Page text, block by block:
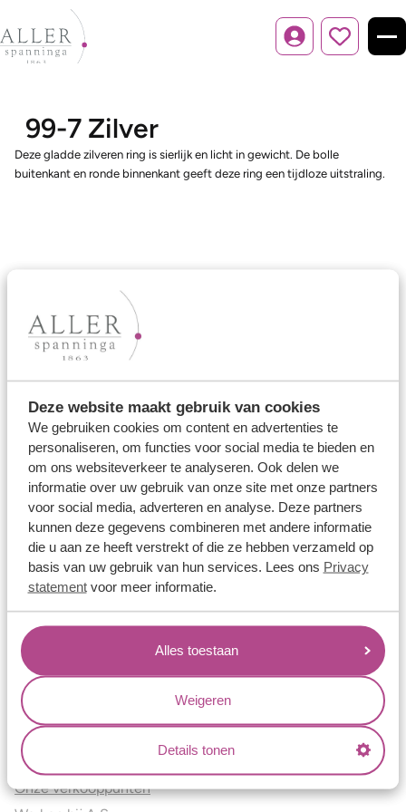
Deze website maakt gebruik van cookies
We gebruiken cookies om content en advertenties te
personaliseren, om functies voor social media te bieden en
om ons websiteverkeer te analyseren. Ook delen we
informatie over uw gebruik van onze site met onze partners
voor social media, adverteren en analyse. Deze partners
kunnen deze gegevens combineren met andere informatie
die u aan ze heeft verstrekt of die ze hebben verzameld op
basis van uw gebruik van hun services. Lees ons Privacy
statementvoor meer informatie.
Alles toestaan
Weigeren
Details tonen
Inloggen
99-7 Zilver
Deze gladde zilveren ring is sierlijk en licht in gewicht. De bolle
buitenkant en ronde binnenkant geeft deze ring een tijdloze uitstraling.
Ons aanbod
Trouwringen
Memoireringen
Verlovingsringen
Vriendschapsringen
Over ons
Aller Spanninga
Historie
Certificaten
Blogs
Jouw voordelen
Conflictvrije Materialen
Oneindig veel mogelijkheden
Kwaliteit
Juweliers & Contact
Onze verkooppunten